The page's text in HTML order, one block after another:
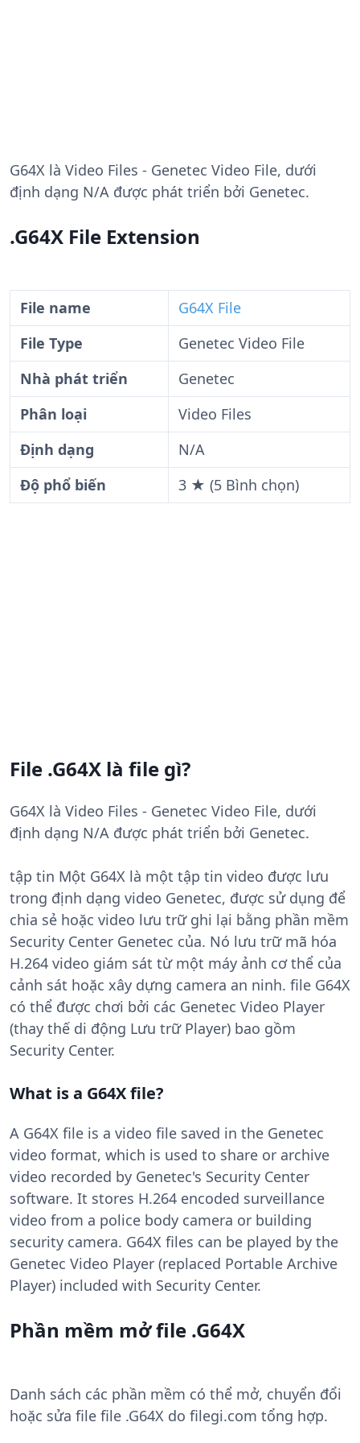
G64X là Video Files - Genetec Video File, dưới
định dạng N/A được phát triển bởi Genetec.
.G64X File Extension
File name
G64X File
File Type
Genetec Video File
Nhà phát triển
Genetec
Phân loại
Video Files
Định dạng
N/A
Độ phổ biến
3 ★ (5 Bình chọn)
File .G64X là file gì?
G64X là Video Files - Genetec Video File, dưới
định dạng N/A được phát triển bởi Genetec.
tập tin Một G64X là một tập tin video được lưu
trong định dạng video Genetec, được sử dụng để
chia sẻ hoặc video lưu trữ ghi lại bằng phần mềm
Security Center Genetec của. Nó lưu trữ mã hóa
H.264 video giám sát từ một máy ảnh cơ thể của
cảnh sát hoặc xây dựng camera an ninh. file G64X
có thể được chơi bởi các Genetec Video Player
(thay thế di động Lưu trữ Player) bao gồm
Security Center.
What is a G64X file?
A G64X file is a video file saved in the Genetec
video format, which is used to share or archive
video recorded by Genetec's Security Center
software. It stores H.264 encoded surveillance
video from a police body camera or building
security camera. G64X files can be played by the
Genetec Video Player (replaced Portable Archive
Player) included with Security Center.
Phần mềm mở file .G64X
Danh sách các phần mềm có thể mở, chuyển đổi
hoặc sửa file file .G64X do filegi.com tổng hợp.